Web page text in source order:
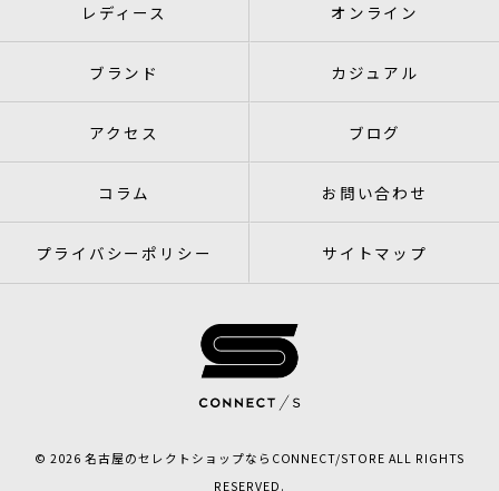
レディース オンライン
ブランド カジュアル
アクセス ブログ
コラム お問い合わせ
プライバシーポリシー サイトマップ
© 2026 名古屋のセレクトショップならCONNECT/STORE ALL RIGHTS
RESERVED.